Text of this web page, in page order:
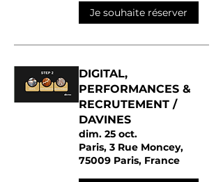
Je souhaite réserver
DIGITAL,
PERFORMANCES &
RECRUTEMENT /
DAVINES
dim. 25 oct.
Paris, 3 Rue Moncey,
75009 Paris, France